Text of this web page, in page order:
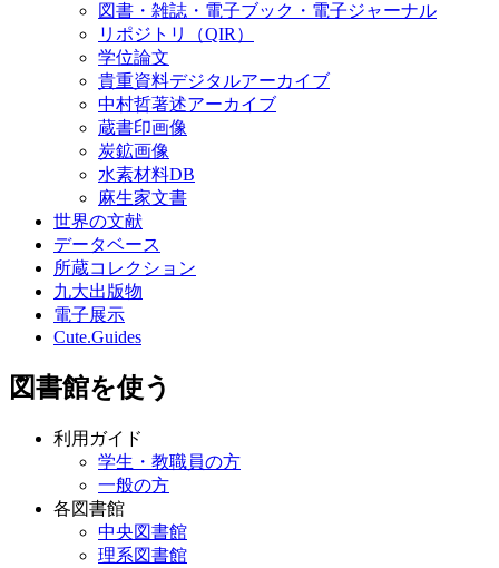
図書・雑誌・電子ブック・電子ジャーナル
リポジトリ（QIR）
学位論文
貴重資料デジタルアーカイブ
中村哲著述アーカイブ
蔵書印画像
炭鉱画像
水素材料DB
麻生家文書
世界の文献
データベース
所蔵コレクション
九大出版物
電子展示
Cute.Guides
図書館を使う
利用ガイド
学生・教職員の方
一般の方
各図書館
中央図書館
理系図書館